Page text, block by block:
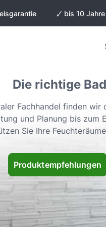
🗸 bis 10 Jahre
Die richtige
Fachhandel finden wir
und Planung bis zum
Sie Ihre
Produktempfehlungen